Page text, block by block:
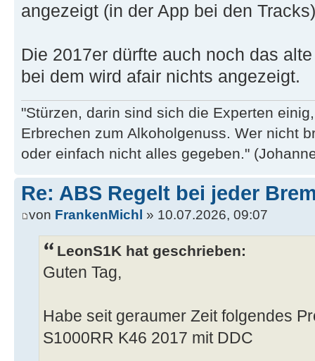
angezeigt (in der App bei den
Die 2017er dürfte auch noch das
bei dem wird afair nichts angezeigt.
"Stürzen, darin sind sich die Experten
Erbrechen zum Alkoholgenuss. Wer nicht
oder einfach nicht alles gegeben."
Re: ABS Regelt bei jeder
von FrankenMichl » 10.07.2026, 09:07
LeonS1K hat geschrieben:
Guten Tag,
Habe seit geraumer Zeit folgendes
S1000RR K46 2017 mit DDC